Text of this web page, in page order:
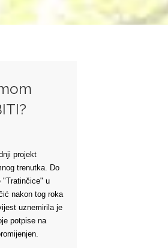
projekt
trenutka. Do
"Tratinčice" u
nakon tog roka
uznemirila je
potpise na